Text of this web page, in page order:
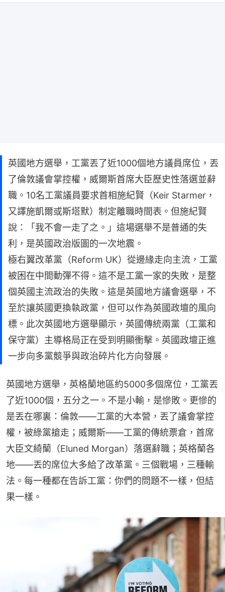
英國地方選舉，工黨丟了近1000個地方議員席位，丟
了倫敦議會掌控權，威爾斯首席大臣歷史性落選並辭
職。10名工黨議員要求首相施紀賢（Keir Starmer，
又譯施凱爾或斯塔默）制定離職時間表。但施紀賢
說：「我不會一走了之。」這場選舉不是普通的失
利，是英國政治版圖的一次地震。
極右翼改革黨（Reform UK）從邊緣走向主流，工黨
被困在中間動彈不得。這不是工黨一家的失敗，是整
個英國主流政治的失敗。這是英國地方議會選舉，不
至於讓英國更換執政黨，但可以作為英國政壇的風向
標。此次英國地方選舉顯示，英國傳統兩黨（工黨和
保守黨）主導格局正在受到明顯衝擊。英國政壇正進
一步向多黨競爭與政治碎片化方向發展。
英國地方選舉，英格蘭地區約5000多個席位，工黨丟
了近1000個，五分之一。不是小輸，是慘敗。更慘的
是丟在哪裏：倫敦——工黨的大本營，丟了議會掌控
權，被綠黨搶走；威爾斯——工黨的傳統票倉，首席
大臣文綺蘭（Eluned Morgan）落選辭職；英格蘭各
地——丟的席位大多給了改革黨。三個戰場，三種輸
法。每一種都在告訴工黨：你們的問題不一樣，但結
果一樣。